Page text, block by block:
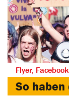
Flyer,
So